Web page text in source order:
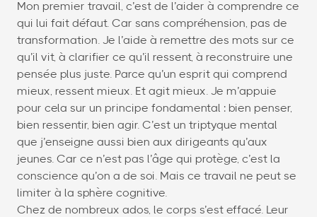
Mon premier travail, c’est de l’aider à comprendre ce
qui lui fait défaut. Car sans compréhension, pas de
transformation. Je l’aide à remettre des mots sur ce
qu’il vit, à clarifier ce qu’il ressent, à reconstruire une
pensée plus juste. Parce qu’un esprit qui comprend
mieux, ressent mieux. Et agit mieux. Je m’appuie
pour cela sur un principe fondamental : bien penser,
bien ressentir, bien agir. C’est un triptyque mental
que j’enseigne aussi bien aux dirigeants qu’aux
jeunes. Car ce n’est pas l’âge qui protège, c’est la
conscience qu’on a de soi. Mais ce travail ne peut se
limiter à la sphère cognitive.
Chez de nombreux ados, le corps s’est effacé. Leur